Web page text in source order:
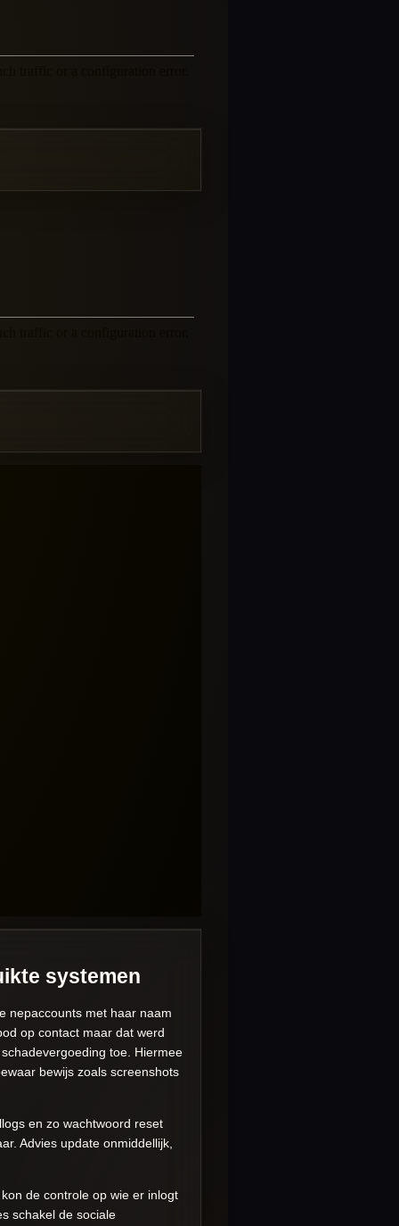
systemen
nepaccounts met haar naam
op contact maar dat werd
toe. Hiermee
bewijs zoals screenshots
en zo wachtwoord reset
Advies update onmiddellijk,
de controle op wie er inlogt
schakel de sociale